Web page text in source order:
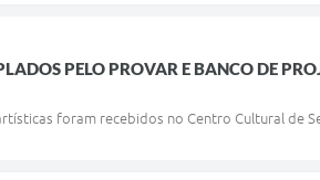
PELO PROVAR E BANCO DE
foram recebidos no Centro Cultural de